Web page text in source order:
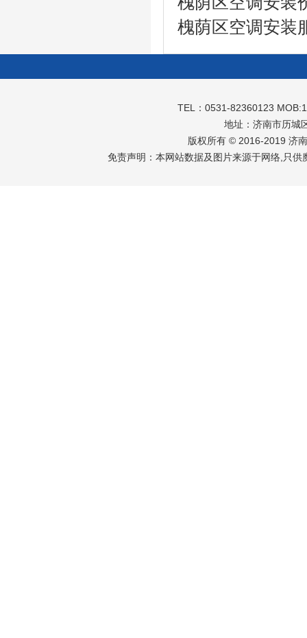
槐荫区空调安装
TEL：0531-82360123
地址：济南市历城
版权所有 © 2016-2019 济
免责声明：本网站数据及图片来源于网络,只